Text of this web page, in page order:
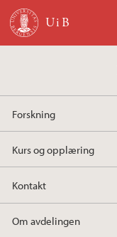
Hopp til hovedinnhold
Forskning
Kurs og opplæring
Kontakt
Om avdelingen